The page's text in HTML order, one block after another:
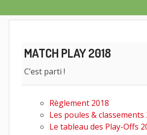
MATCH PLAY 2018
C’est parti !
Règlement 2018
Les poules & classements
Le tableau des Play-Offs